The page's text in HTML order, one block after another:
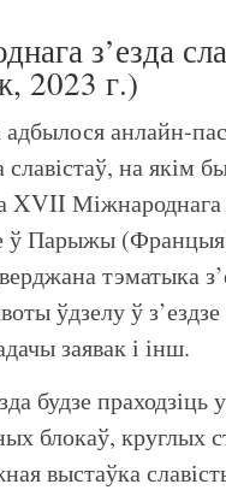
з’езда
2023 г.)
адбылося анлайн-
на якім
XVII Міжнароднага
ў Парыжы
тэматыка
ўдзелу ў
заявак і інш.
будзе
блокаў, круглых
выстаўка